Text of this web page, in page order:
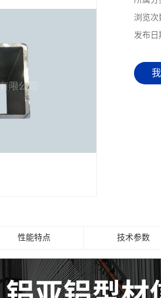
浏览次
发布日
性能特点 技术参数